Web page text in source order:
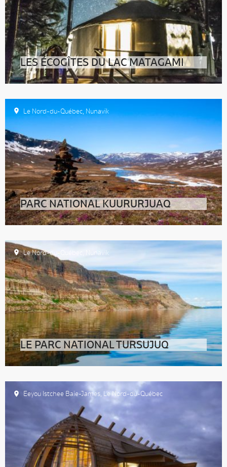
LES ÉCOGÎTES DU LAC MATAGAMI
Le Nord-du-Québec Nunavik
PARC NATIONAL KUURURJUAQ
Le Nord-du-Québec Nunavik
LE PARC NATIONAL TURSUJUQ
Eeyou Istchee Baie-James, Le Nord-du-Québec